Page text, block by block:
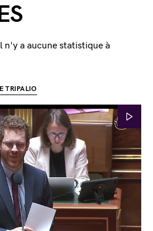
n'y a aucune statistique à
TRIPALIO